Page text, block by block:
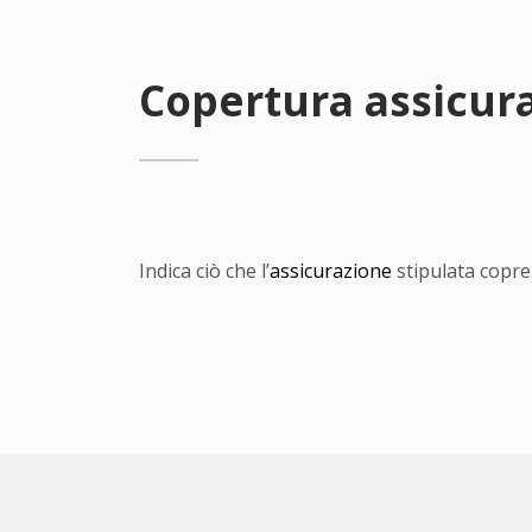
Copertura
Indica ciò che l’assicurazione stipulata copre.